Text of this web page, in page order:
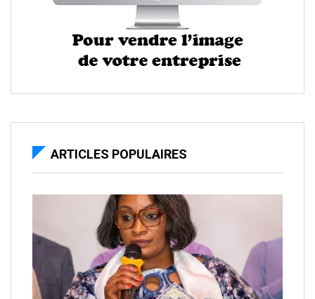
ARTICLES POPULAIRES